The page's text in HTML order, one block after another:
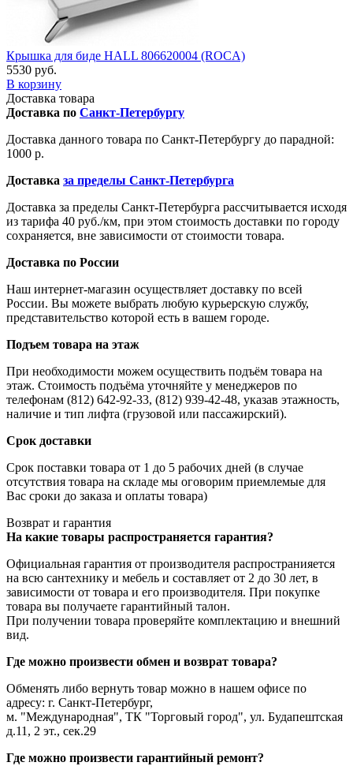
Крышка для биде HALL 806620004 (ROCA)
5530 руб.
В корзину
Доставка товара
Доставка по Санкт-Петербургу
Доставка данного товара по Санкт-Петербургу до парадной:
1000 р.
Доставка за пределы Санкт-Петербурга
Доставка за пределы Санкт-Петербурга рассчитывается исходя
из тарифа 40 руб./км, при этом стоимость доставки по городу
сохраняется, вне зависимости от стоимости товара.
Доставка по России
Наш интернет-магазин осуществляет доставку по всей
России. Вы можете выбрать любую курьерскую службу,
представительство которой есть в вашем городе.
Подъем товара на этаж
При необходимости можем осуществить подъём товара на
этаж. Стоимость подъёма уточняйте у менеджеров по
телефонам (812) 642-92-33, (812) 939-42-48, указав этажность,
наличие и тип лифта (грузовой или пассажирский).
Срок доставки
Срок поставки товара от 1 до 5 рабочих дней (в случае
отсутствия товара на складе мы оговорим приемлемые для
Вас сроки до заказа и оплаты товара)
Возврат и гарантия
На какие товары распространяется гарантия?
Официальная гарантия от производителя распространияется
на всю сантехнику и мебель и составляет от 2 до 30 лет, в
зависимости от товара и его производителя. При покупке
товара вы получаете гарантийный талон.
При получении товара проверяйте комплектацию и внешний
вид.
Где можно произвести обмен и возврат товара?
Обменять либо вернуть товар можно в нашем офисе по
адресу: г. Санкт-Петербург,
м. "Международная", ТК "Торговый город", ул. Будапештская
д.11, 2 эт., сек.29
Где можно произвести гарантийный ремонт?